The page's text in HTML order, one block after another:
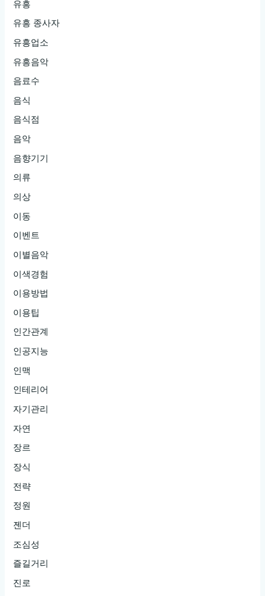
유흥
유흥 종사자
유흥업소
유흥음악
음료수
음식
음식점
음악
음향기기
의류
의상
이동
이벤트
이별음악
이색경험
이용방법
이용팁
인간관계
인공지능
인맥
인테리어
자기관리
자연
장르
장식
전략
정원
젠더
조심성
즐길거리
진로